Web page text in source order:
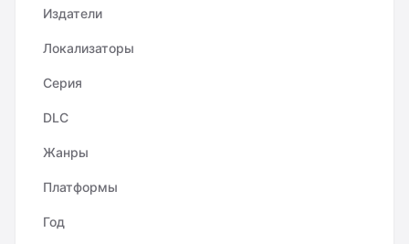
Издатели
Локализаторы
Серия
DLC
Жанры
Платформы
Год